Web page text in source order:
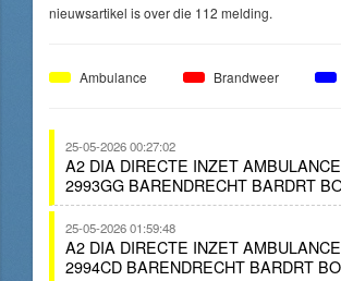
nieuwsartikel is over die 112 melding.
Ambulance Brandweer
25-05-2026 00:27:02
A2 DIA DIRECTE INZET
2993GG BARENDRECHT BARDRT
25-05-2026 01:59:48
A2 DIA DIRECTE INZET
2994CD BARENDRECHT BARDRT